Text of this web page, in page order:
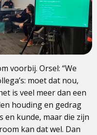
voorbij. Orsel: “We
moet dat nou,
is veel meer dan een
houding en gedrag
en kunde, maar die zijn
kan dat wel. Dan